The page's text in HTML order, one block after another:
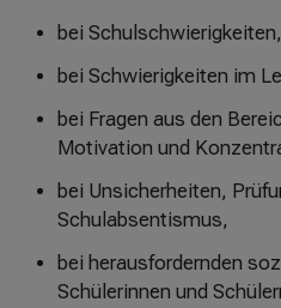
bei Schulschwierigkeiten,
bei Schwierigkeiten im
bei Fragen aus den
Motivation und
bei Unsicherheiten,
Schulabsentismus,
bei herausfordernden
Schülerinnen und